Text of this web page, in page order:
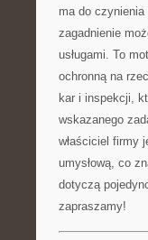
ma do
zagadnienie
usługami. To
ochronną na
kar i inspekcji,
wskazanego
właściciel firmy
umysłową, co
dotyczą
zapraszamy!